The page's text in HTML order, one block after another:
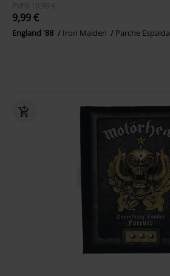
PVPR 10,99 €
9,99 €
England '88 Iron Maiden Parche Espalda